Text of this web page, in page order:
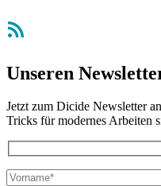
RSS-Feed
Unseren
Jetzt zum Dicide Newsletter
Tricks für modernes Arbeiten